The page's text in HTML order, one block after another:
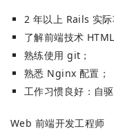
2 年以上 Rails 实
了解前端技术
熟练使用 git；
熟悉 Nginx 配置；
工作习惯良好：自
Web 前端开发工程师